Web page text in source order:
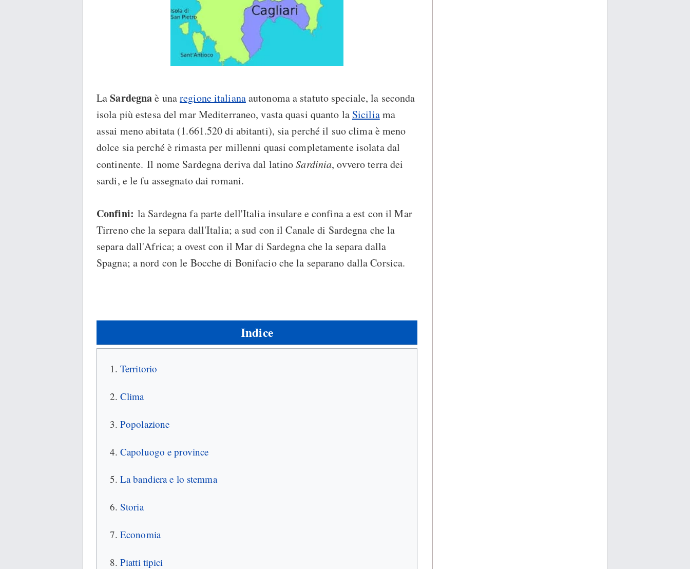
LaSardegnaè unaregione italianaautonoma a statuto speciale, la seconda
isola più estesa del mar Mediterraneo, vasta quasi quanto la Siciliama
assai meno abitata (1.661.520 di abitanti), sia perché il suo clima è meno
dolce sia perché è rimasta per millenni quasi completamente isolata dal
continente. Il nome Sardegna deriva dal latinoSardinia, ovvero terra dei
sardi, e le fu assegnato dai romani.
Confini:la Sardegna fa parte dell'Italia insulare e confina a est con il Mar
Tirreno che la separa dall'Italia; a sud con il Canale di Sardegna che la
separa dall'Africa; a ovest con il Mar di Sardegna che la separa dalla
Spagna; a nord con le Bocche di Bonifacio che la separano dalla Corsica.
Indice
Territorio
Clima
Popolazione
Capoluogo e province
La bandiera e lo stemma
Storia
Economia
Piatti tipici